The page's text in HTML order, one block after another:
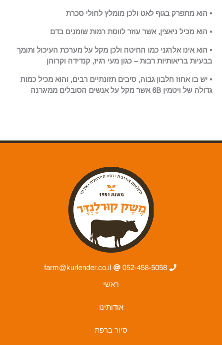
• הוא מתפרק בגוף לאט ולכן מומלץ לחולי סכרת
• הוא מכיל ניאצין, אשר עוזר לווסת רמות שומנים בדם
• הוא אינו אלרגני כמו החיטה ולכן מקל על מערכת העיכול ותומך
בבעיות בריאותיות רבות – כגון מעי רגיז, קנדידה וקרוהן
• יש בו אחוז חלבון גבוה, סיבים תזונתיים רבים, והוא מכיל כמות
גדולה של ויטמין 6B אשר מקל על אנשים הסובלים ממיגרנה
052-458-5058
farm@kurlender.co.il
ראשי
אודותינו
סיור ברפת